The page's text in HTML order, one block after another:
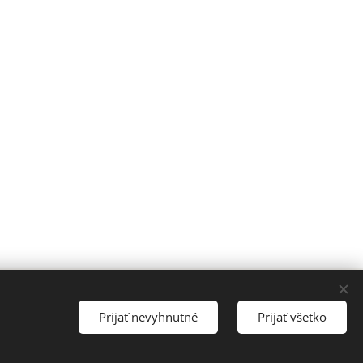
Prijať nevyhnutné Prijať všetko